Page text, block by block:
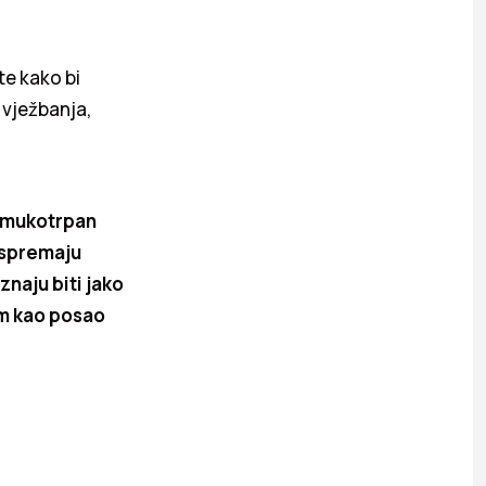
kako bi
biti jako
kao posao